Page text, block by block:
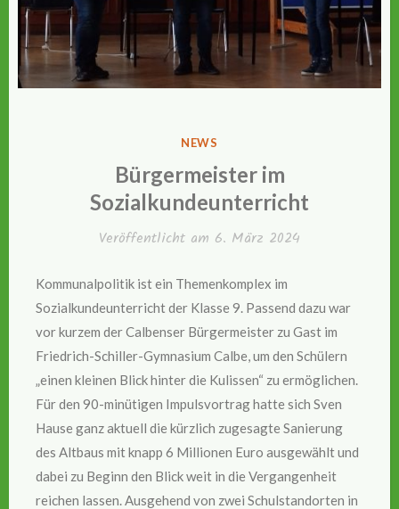
VERÖFFENTLICHT
NEWS
Bürgermeister im
Sozialkundeunterricht
Veröffentlicht am 6. März 2024
Kommunalpolitik ist ein Themenkomplex im
Sozialkundeunterricht der Klasse 9. Passend dazu war
vor kurzem der Calbenser Bürgermeister zu Gast im
Friedrich-Schiller-Gymnasium Calbe, um den Schülern
„einen kleinen Blick hinter die Kulissen“ zu ermöglichen.
Für den 90-minütigen Impulsvortrag hatte sich Sven
Hause ganz aktuell die kürzlich zugesagte Sanierung
des Altbaus mit knapp 6 Millionen Euro ausgewählt und
dabei zu Beginn den Blick weit in die Vergangenheit
reichen lassen. Ausgehend von zwei Schulstandorten in